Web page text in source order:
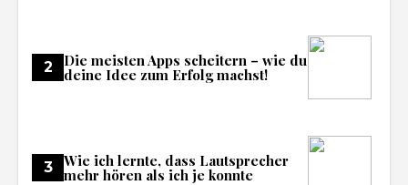
2
Die meisten Apps scheitern – wie du
deine Idee zum Erfolg machst!
3
Wie ich lernte, dass Lautsprecher
mehr hören als ich je konnte